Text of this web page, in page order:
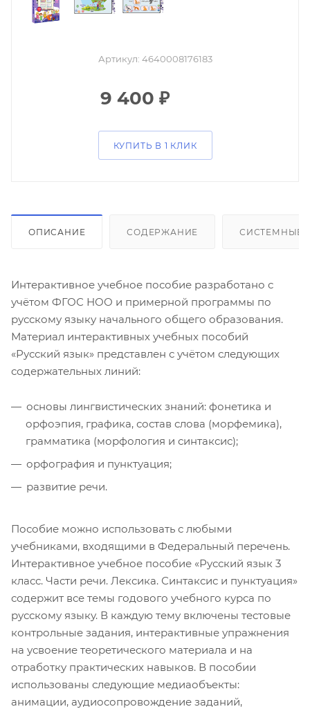
Артикул: 4640008176183
9 400 ₽
КУПИТЬ В 1 КЛИК
ОПИСАНИЕ СОДЕРЖАНИЕ СИСТЕМНЫЕ
Интерактивное учебное пособие разработано с
учётом ФГОС НОО и примерной программы по
русскому языку начального общего образования.
Материал интерактивных учебных пособий
«Русский язык» представлен с учётом следующих
содержательных линий:
основы лингвистических знаний: фонетика и
орфоэпия, графика, состав слова (морфемика),
грамматика (морфология и синтаксис);
орфография и пунктуация;
развитие речи.
Пособие можно использовать с любыми
учебниками, входящими в Федеральный перечень.
Интерактивное учебное пособие «Русский язык 3
класс. Части речи. Лексика. Синтаксис и пунктуация»
содержит все темы годового учебного курса по
русскому языку. В каждую тему включены тестовые
контрольные задания, интерактивные упражнения
на усвоение теоретического материала и на
отработку практических навыков. В пособии
использованы следующие медиаобъекты:
анимации, аудиосопровождение заданий,